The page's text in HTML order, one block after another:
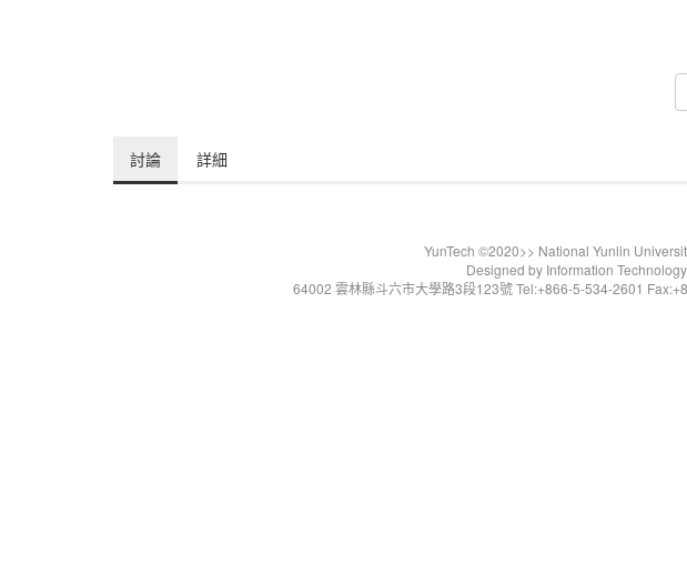
討論 詳細
YunTech ©2020>> National Yunlin
Designed by Information
64002 雲林縣斗六市大學路3段123號 Tel:+866-5-534-2601